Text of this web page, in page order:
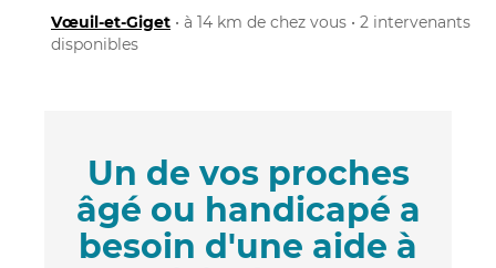
Vœuil-et-Giget • à 14 km de chez vous • 2 intervenants
disponibles
Un de vos proches
âgé ou handicapé a
besoin d'une aide à